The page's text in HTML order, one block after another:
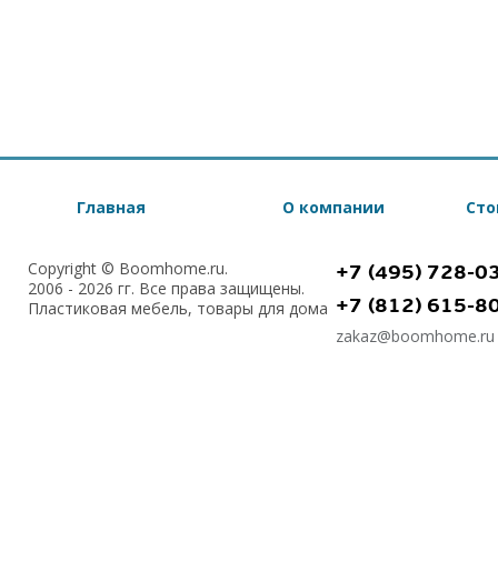
Главная О компании
Copyright © Boomhome.ru.
2006 - 2026 гг. Все права защищены.
Пластиковая мебель, товары для дома
+7 (495) 728-
+7 (812) 615-
zakaz@boomhome.ru